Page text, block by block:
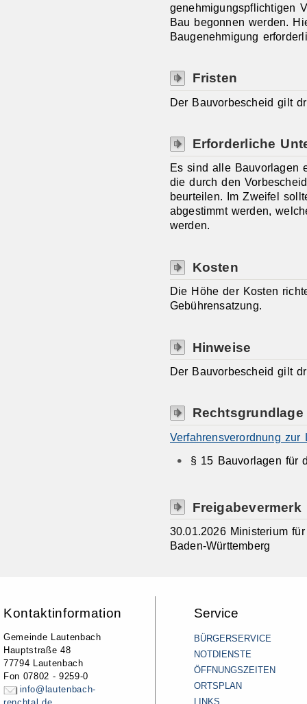
genehmigungspflichtigen
Bau begonnen werden.
Baugenehmigung
Fristen
Der Bauvorbescheid gilt
Erforderliche
Es sind alle Bauvorlagen
die durch den
beurteilen. Im Zweifel
abgestimmt werden,
werden.
Kosten
Die Höhe der Kosten
Gebührensatzung.
Hinweise
Der Bauvorbescheid gilt
Rechtsgrundlage
Verfahrensverordnung zur
§ 15 Bauvorlagen für
Freigabevermerk
30.01.2026 Ministerium
Baden-Württemberg
Kontaktinformation
Gemeinde Lautenbach
Hauptstraße 48
77794 Lautenbach
Fon 07802 - 9259-0
info@lautenbach-
Service
BÜRGERSERVICE
NOTDIENSTE
ÖFFNUNGSZEITEN
ORTSPLAN
LINKS